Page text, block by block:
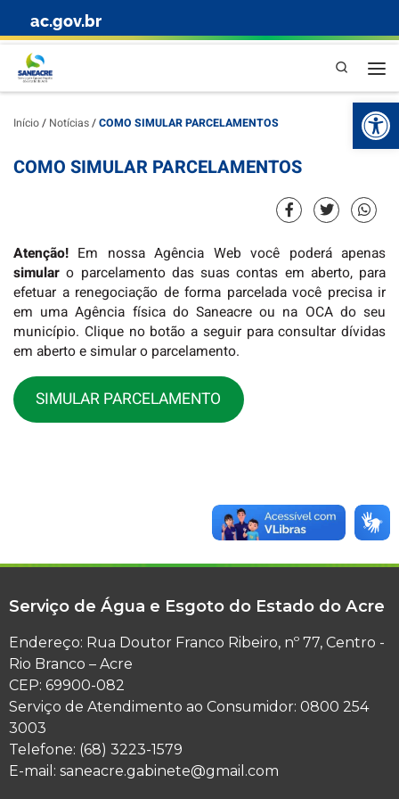
Skip to content
ac.gov.br
Pesquisa
Início/ Notícias/COMO SIMULAR PARCELAMENTOS
COMO SIMULAR PARCELAMENTOS
Atenção! Em nossa Agência Web você poderá apenas
simularo parcelamento das suas contas em aberto, para
efetuar a renegociação de forma parcelada você precisa ir
em uma Agência física do Saneacre ou na OCA do seu
município. Clique no botão a seguir para consultar dívidas
em aberto e simular o parcelamento.
SIMULAR PARCELAMENTO
Serviço de Água e Esgoto do Estado do Acre
Endereço: Rua Doutor Franco Ribeiro, nº 77, Centro -
Rio Branco – Acre
CEP: 69900-082
Serviço de Atendimento ao Consumidor: 0800 254
3003
Telefone: (68) 3223-1579
E-mail: saneacre.gabinete@gmail.com